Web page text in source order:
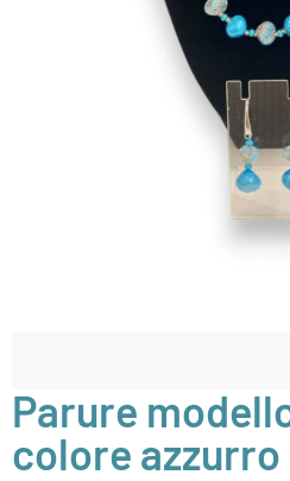
Parure
colore azzurro